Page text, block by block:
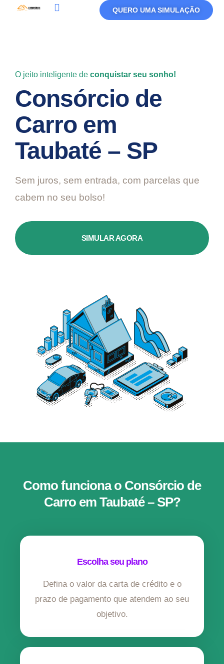
QUERO UMA SIMULAÇÃO
O jeito inteligente de conquistar seu sonho!
Consórcio de
Carro em
Taubaté – SP
Sem juros, sem entrada, com parcelas que
cabem no seu bolso!
SIMULAR AGORA
Como funciona o Consórcio de
Carro em Taubaté – SP?
Escolha seu plano
Defina o valor da carta de crédito e o
prazo de pagamento que atendem ao seu
objetivo.